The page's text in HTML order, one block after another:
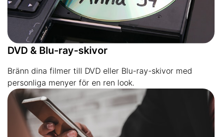
DVD & Blu-ray-skivor
Bränn dina filmer till DVD eller Blu-ray-skivor med
personliga menyer för en ren look.